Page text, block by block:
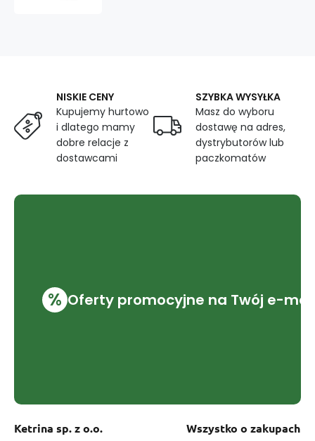
NISKIE CENY
Kupujemy hurtowo
i dlatego mamy
dobre relacje z
dostawcami
SZYBKA WYSYŁKA
Masz do wyboru
dostawę na adres,
dystrybutorów lub
paczkomatów
% Oferty promocyjne na Twój e-mail
Ketrina sp. z o.o. Wszystko o zakupach